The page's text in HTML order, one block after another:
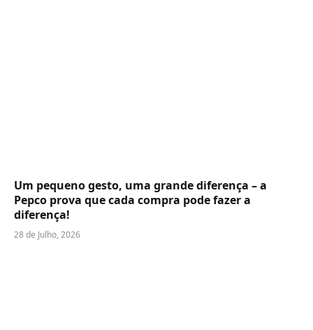
Um pequeno gesto, uma grande diferença – a
Pepco prova que cada compra pode fazer a
diferença!
28 de Julho, 2026